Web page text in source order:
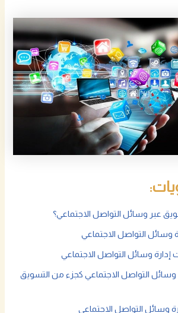
عبر وسائل التواصل الاجتماعي؟
وسائل التواصل الاجتماعي
إدارة وسائل التواصل الاجتماعي
وسائل التواصل الاجتماعي كجزء من التسويق
وسائل التواصل الاجتماعي